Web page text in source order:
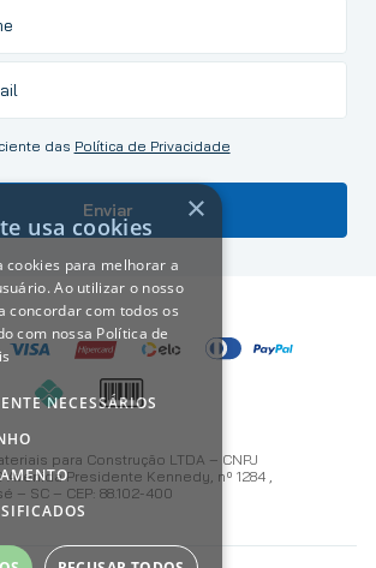
das Política de Privacidade
Enviar
para Construção LTDA – CNPJ
Avenida Presidente Kennedy, nº 1284 ,
– SC – CEP: 88.102-400
×
usa cookies
cookies para melhorar a
Ao utilizar o nosso
concordar com todos os
com nossa Política de
NECESSÁRIOS